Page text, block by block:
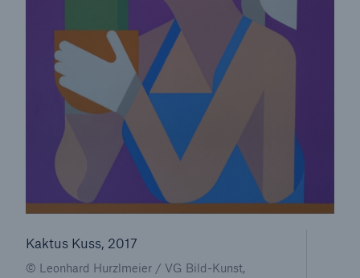
Kaktus Kuss, 2017
© Leonhard Hurzlmeier / VG Bild-Kunst,
50 %
Geschätzte globale wirtschaftliche Kosten der
Internetkriminalität